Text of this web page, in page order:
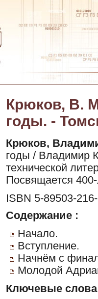
Крюков, В.
годы. -
Крюков,
годы / Владимир
технической
Посвящается
ISBN 5-89503-
Содержание :
Начало.
Вступление.
Начнём с
Молодой
Ключевые слова